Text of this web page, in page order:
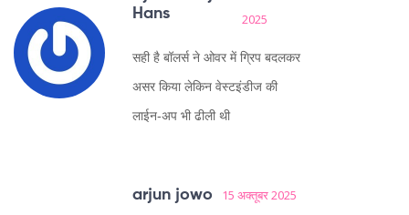
Hans
2025
सही है बॉलर्स ने ओवर में ग्रिप बदलकर
असर किया लेकिन वेस्टइंडीज की
लाईन‑अप भी ढीली थी
arjun jowo 15 अक्तूबर 2025